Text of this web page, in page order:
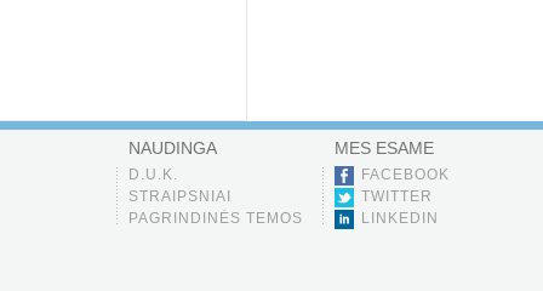
NAUDINGA
D.U.K.
STRAIPSNIAI
PAGRINDINĖS TEMOS
MES ESAME
FACEBOOK
TWITTER
LINKEDIN